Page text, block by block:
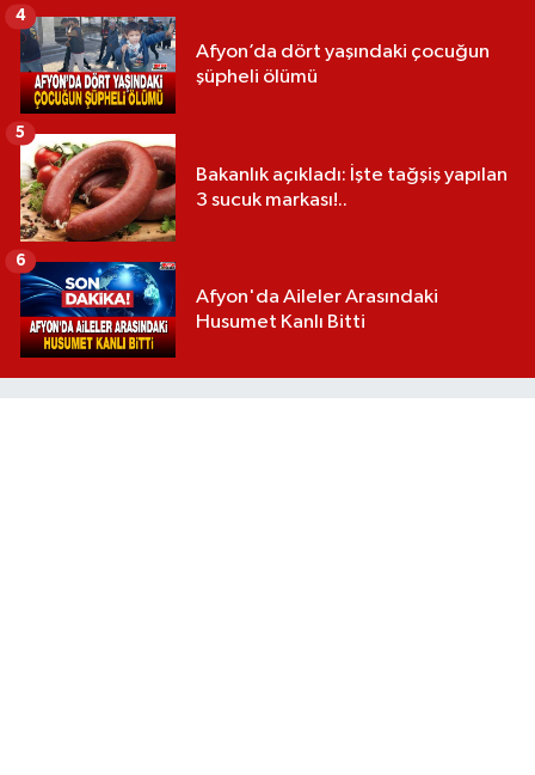
Afyon’da dört yaşındaki çocuğun
şüpheli ölümü
4
Bakanlık açıkladı: İşte tağşiş yapılan
3 sucuk markası!..
5
Afyon'da Aileler Arasındaki
Husumet Kanlı Bitti
6